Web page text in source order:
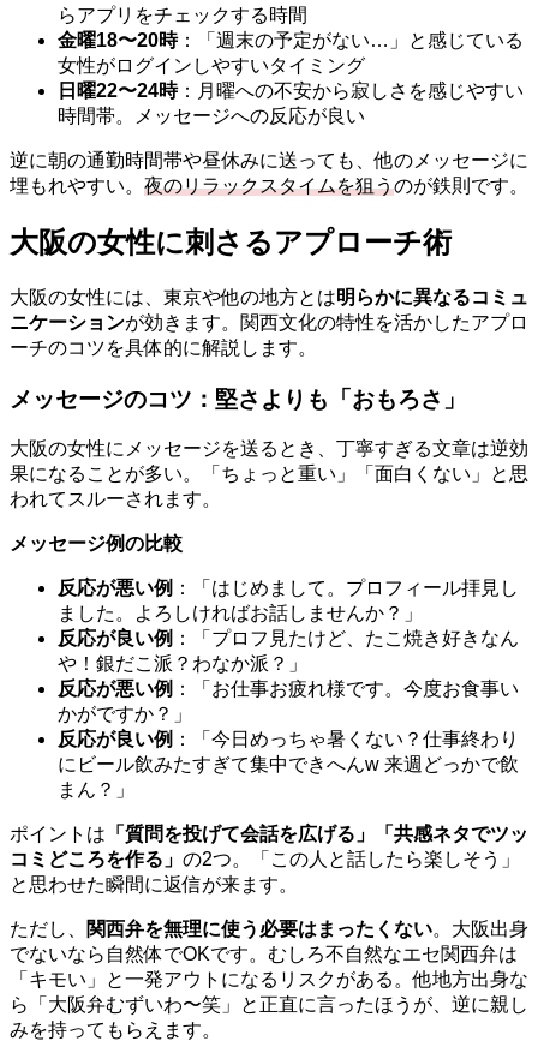
らアプリをチェックする時間
金曜18〜20時：「週末の予定がない…」と感じている
女性がログインしやすいタイミング
日曜22〜24時：月曜への不安から寂しさを感じやすい
時間帯。メッセージへの反応が良い
逆に朝の通勤時間帯や昼休みに送っても、他のメッセージに
埋もれやすい。 夜のリラックスタイムを狙うのが鉄則です。
大阪の女性に刺さるアプローチ術
大阪の女性には、東京や他の地方とは明らかに異なるコミュ
ニケーションが効きます。関西文化の特性を活かしたアプロ
ーチのコツを具体的に解説します。
メッセージのコツ：堅さよりも「おもろさ」
大阪の女性にメッセージを送るとき、丁寧すぎる文章は逆効
果になることが多い。「ちょっと重い」「面白くない」と思
われてスルーされます。
メッセージ例の比較
反応が悪い例 ：「はじめまして。プロフィール拝見し
ました。よろしければお話しませんか？」
反応が良い例 ：「プロフ見たけど、たこ焼き好きなん
や！銀だこ派？わなか派？」
反応が悪い例 ：「お仕事お疲れ様です。今度お食事い
かがですか？」
反応が良い例 ：「今日めっちゃ暑くない？仕事終わり
にビール飲みたすぎて集中できへんw 来週どっかで飲
まん？」
ポイントは 「質問を投げて会話を広げる」「共感ネタでツッ
コミどころを作る」 の2つ。「この人と話したら楽しそう」
と思わせた瞬間に返信が来ます。
ただし、 関西弁を無理に使う必要はまったくない。大阪出身
でないなら自然体でOKです。むしろ不自然なエセ関西弁は
「キモい」と一発アウトになるリスクがある。他地方出身な
ら「大阪弁むずいわ〜笑」と正直に言ったほうが、逆に親し
みを持ってもらえます。